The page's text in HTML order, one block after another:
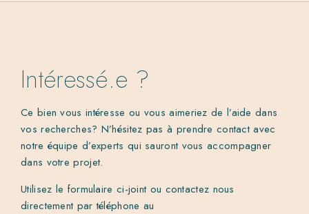
Intéressé.e ?
Ce bien vous intéresse ou vous aimeriez de l’aide dans
vos recherches? N’hésitez pas à prendre contact avec
notre équipe d’experts qui sauront vous accompagner
dans votre projet.
Utilisez le formulaire ci-joint ou contactez nous
directement par téléphone au